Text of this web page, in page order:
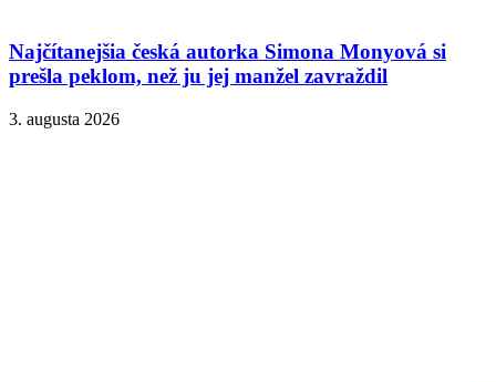
Najčítanejšia česká autorka Simona Monyová si
prešla peklom, než ju jej manžel zavraždil
3. augusta 2026